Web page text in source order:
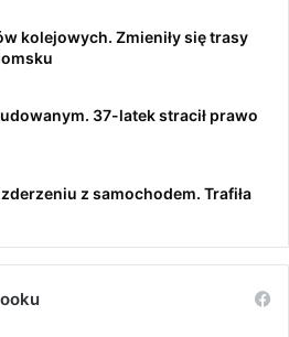
kolejowych. Zmieniły się trasy
37-latek stracił prawo
z samochodem. Trafiła